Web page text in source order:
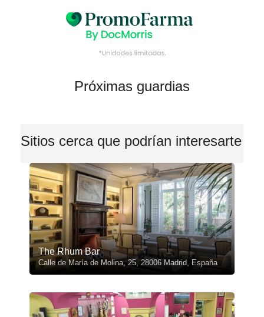
Próximas guardias
Sitios cerca que podrían interesarte
The Rhum Bar
Calle de María de Molina, 25, 28006 Madrid, España